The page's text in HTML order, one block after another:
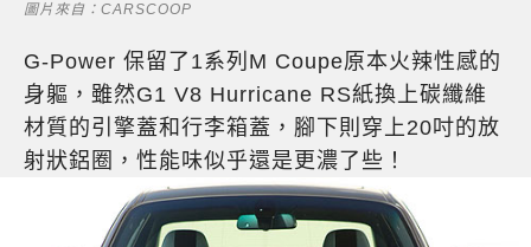
圖片來自：CARSCOOP
G-Power 保留了1系列M Coupe原本火辣性感的
身軀，雖然G1 V8 Hurricane RS紙換上碳纖維
材質的引擎蓋和行李箱蓋，腳下則穿上20吋的放
射狀鋁圈，性能味似乎還是更濃了些！